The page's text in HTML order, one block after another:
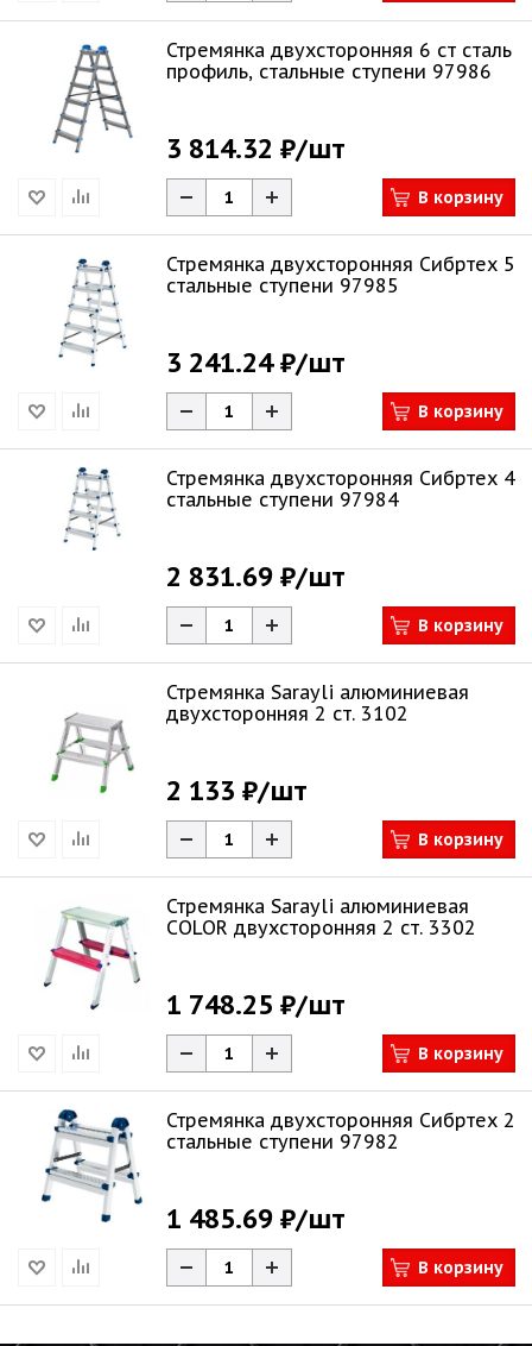
Стремянка двухсторонняя 6 ст сталь
профиль, стальные ступени 97986
3 814.32 ₽/шт
В корзину
Стремянка двухсторонняя Сибртех 5
стальные ступени 97985
3 241.24 ₽/шт
В корзину
Стремянка двухсторонняя Сибртех 4
стальные ступени 97984
2 831.69 ₽/шт
В корзину
Стремянка Sarayli алюминиевая
двухсторонняя 2 ст. 3102
2 133 ₽/шт
В корзину
Стремянка Sarayli алюминиевая
COLOR двухсторонняя 2 ст. 3302
1 748.25 ₽/шт
В корзину
Стремянка двухсторонняя Сибртех 2
стальные ступени 97982
1 485.69 ₽/шт
В корзину